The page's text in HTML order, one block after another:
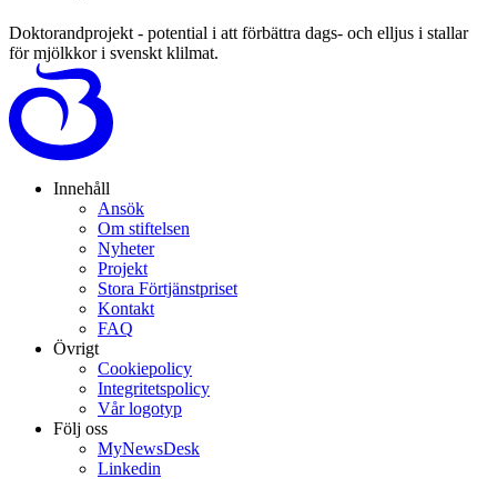
Doktorandprojekt - potential i att förbättra dags- och elljus i stallar
för mjölkkor i svenskt klilmat.
Innehåll
Ansök
Om stiftelsen
Nyheter
Projekt
Stora Förtjänstpriset
Kontakt
FAQ
Övrigt
Cookiepolicy
Integritetspolicy
Vår logotyp
Följ oss
MyNewsDesk
Linkedin